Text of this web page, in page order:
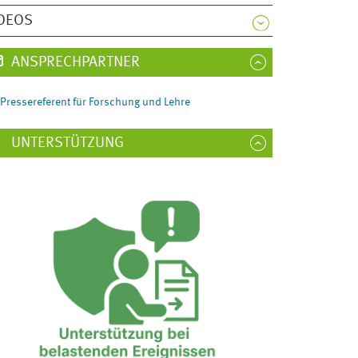
ANSPRECHPARTNER
Pressereferent für Forschung und Lehre
UNTERSTÜTZUNG